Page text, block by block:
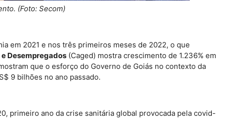
(Foto: Secom)
em 2021 e nos três primeiros meses de 2022, o que
Desempregados (Caged) mostra crescimento de 1.236% em
que o esforço do Governo de Goiás no contexto da
9 bilhões no ano passado.
primeiro ano da crise sanitária global provocada pela covid-